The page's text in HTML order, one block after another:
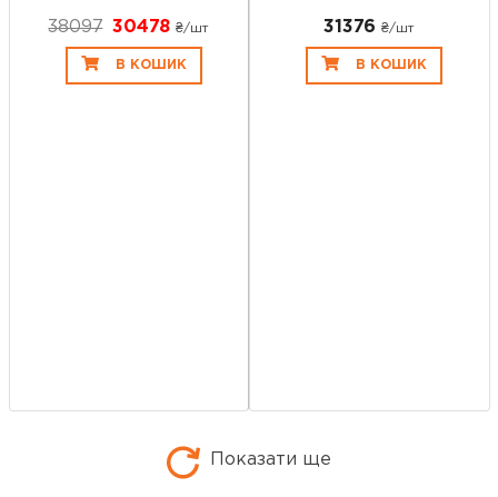
38097 30478₴/шт
В КОШИК
31376 ₴/шт
В КОШИК
Показати ще